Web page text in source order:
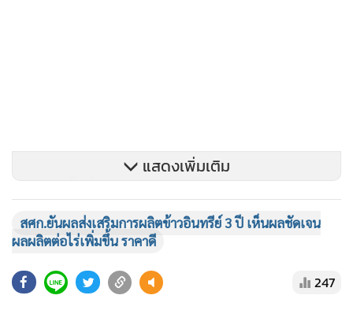
จากการลงพื้นที่สอบถามเกษตรกรที่เข้าร่วมโครงการฯ ในภาค
เหนือและภาคตะวันออกเฉียงเหนือ รวม 7 จังหวัด ได้แก่
เชียงใหม่ เชียงราย ลำปาง ศรีสะเกษ สุรินทร์ ร้อยเอ็ด และ
สามารถนำความรู้เรื่องการผลิตข้าวอินทรีย์มาปฏิบัติได้ทั้งหมด
แสดงเพิ่มเติม
สศก.ยันผลส่งเสริมการผลิตข้าวอินทรีย์ 3 ปี เห็นผลชัดเจน
ผลผลิตต่อไร่เพิ่มขึ้น ราคาดี
247